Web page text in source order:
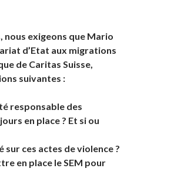
nous exigeons que Mario
d’Etat aux migrations
de Caritas Suisse,
suivantes :
responsable des
en place ? Et si ou
sur ces actes de violence ?
en place le SEM pour